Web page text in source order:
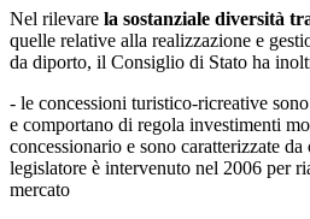
Nel rilevare la sostanziale diversità
quelle relative alla realizzazione e
da diporto, il Consiglio di Stato ha
- le concessioni turistico-ricreative
e comportano di regola investimenti
concessionario e sono caratterizzate
legislatore è intervenuto nel 2006 per
mercato